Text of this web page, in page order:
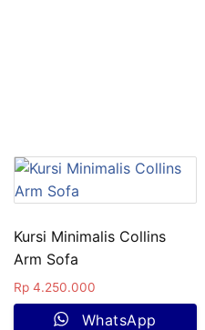
Kursi Minimalis Collins
Arm Sofa
Rp 4.250.000
WhatsApp